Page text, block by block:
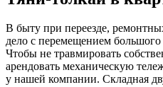
В быту при переезде,
дело с перемещением большого
Чтобы не травмировать
арендовать механическую
у нашей компании. Складная